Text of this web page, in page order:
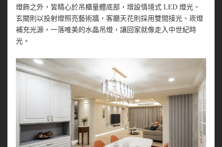
燈飾之外，皆精心於吊櫃量體底部，增設情境式 LED 燈光、
玄關則以投射燈照亮藝術牆，客廳天花則採用雙間接光、崁燈
補充光源，一落唯美的水晶吊燈，讓回家就像走入中世紀時
光。